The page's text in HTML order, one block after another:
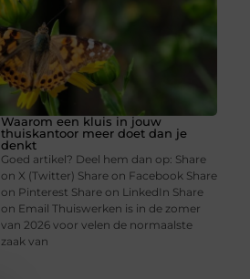
Waarom een kluis in jouw
thuiskantoor meer doet dan je
denkt
Goed artikel? Deel hem dan op: Share
on X (Twitter) Share on Facebook Share
on Pinterest Share on LinkedIn Share
on Email Thuiswerken is in de zomer
van 2026 voor velen de normaalste
zaak van